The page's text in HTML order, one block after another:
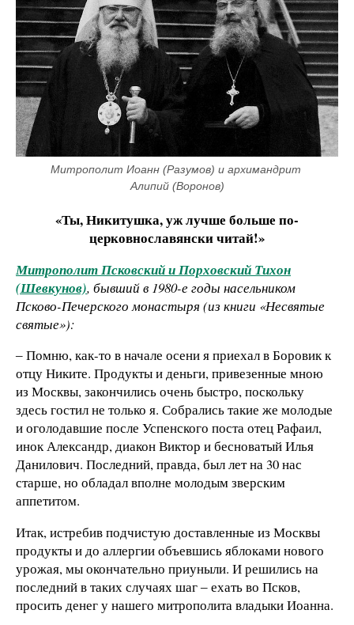
Митрополит Иоанн (Разумов) и архимандрит
Алипий (Воронов)
«Ты, Никитушка, уж лучше больше по-
церковнославянски читай!»
Митрополит Псковский и Порховский Тихон
(Шевкунов), бывший в 1980-е годы насельником
Псково-Печерского монастыря (из книги «Несвятые
святые»):
‒ Помню, как-то в начале осени я приехал в Боровик к
отцу Никите. Продукты и деньги, привезенные мною
из Москвы, закончились очень быстро, поскольку
здесь гостил не только я. Собрались такие же молодые
и оголодавшие после Успенского поста отец Рафаил,
инок Александр, диакон Виктор и бесноватый Илья
Данилович. Последний, правда, был лет на 30 нас
старше, но обладал вполне молодым зверским
аппетитом.
Итак, истребив подчистую доставленные из Москвы
продукты и до аллергии объевшись яблоками нового
урожая, мы окончательно приуныли. И решились на
последний в таких случаях шаг ‒ ехать во Псков,
просить денег у нашего митрополита владыки Иоанна.